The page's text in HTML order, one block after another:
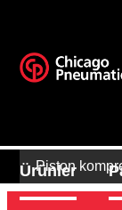
Ürünler
Piston